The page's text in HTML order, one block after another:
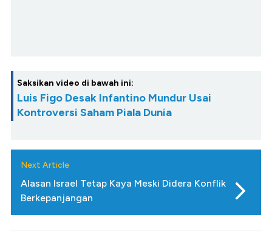
Saksikan video di bawah ini:
Luis Figo Desak Infantino Mundur Usai
Kontroversi Saham Piala Dunia
Next Article
Alasan Israel Tetap Kaya Meski Didera Konflik
Berkepanjangan